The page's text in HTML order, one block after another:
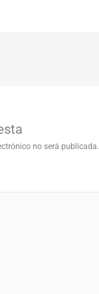
no será publicada.